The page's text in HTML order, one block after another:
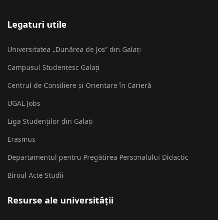
Legaturi utile
Universitatea „Dunărea de Jos” din Galați
Campusul Studențesc Galați
Centrul de Consiliere și Orientare în Carieră
UGAL Jobs
Liga Studenților din Galați
Erasmus
Departamentul pentru Pregătirea Personalului Didactic
Biroul Acte Studii
Resurse ale universității